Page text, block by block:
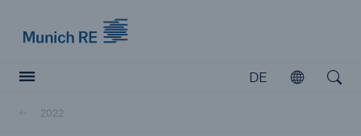
DE
Öffnen
2022